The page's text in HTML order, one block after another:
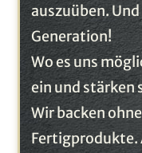
auszuüben.
Generation!
Wo es uns
ein und stärken
Wir backen
Fertigprodukte.